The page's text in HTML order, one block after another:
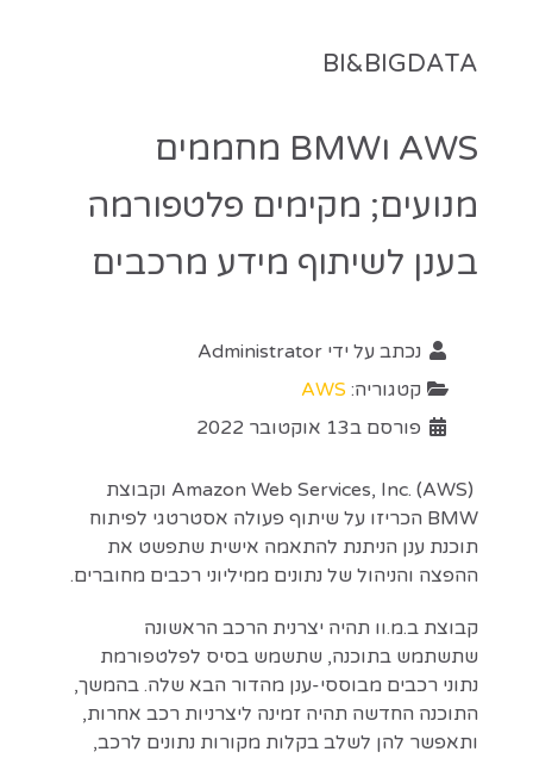
BI&BIGDATA
AWS וBMW מחממים
מנועים; מקימים פלטפורמה
בענן לשיתוף מידע מרכבים
נכתב על ידי Administrator
קטגוריה: AWS
פורסם ב13 אוקטובר 2022
Amazon Web Services, Inc. (AWS) וקבוצת
BMW הכריזו על שיתוף פעולה אסטרטגי לפיתוח
תוכנת ענן הניתנת להתאמה אישית שתפשט את
ההפצה והניהול של נתונים ממיליוני רכבים מחוברים.
קבוצת ב.מ.וו תהיה יצרנית הרכב הראשונה
שתשתמש בתוכנה, שתשמש בסיס לפלטפורמת
נתוני רכבים מבוססי-ענן מהדור הבא שלה. בהמשך,
התוכנה החדשה תהיה זמינה ליצרניות רכב אחרות,
ותאפשר להן לשלב בקלות מקורות נתונים לרכב,